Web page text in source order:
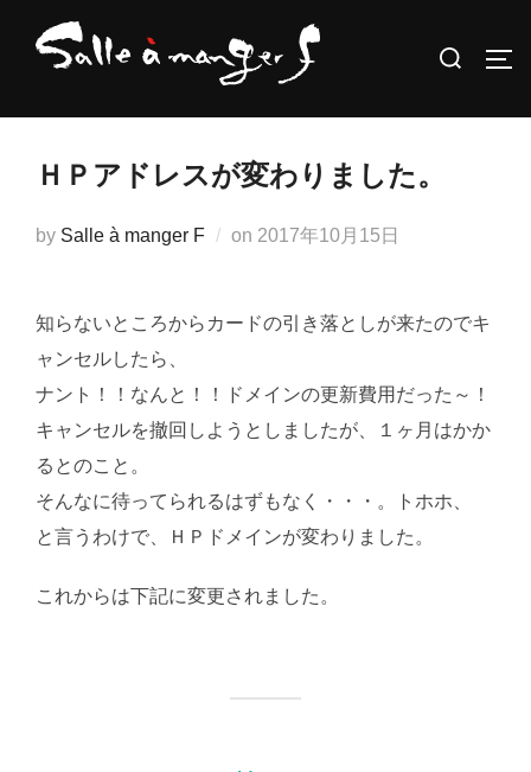
ン
検
ＨＰアドレスが変わりました。
by Salle à manger F on 投
2017年10月15日
知らないところからカードの引き落としが来たのでキ
ャンセルしたら、
ナント！！なんと！！ドメインの更新費用だった～！
キャンセルを撤回しようとしましたが、１ヶ月はかか
るとのこと。
そんなに待ってられるはずもなく・・・。トホホ、
と言うわけで、ＨＰドメインが変わりました。
これからは下記に変更されました。